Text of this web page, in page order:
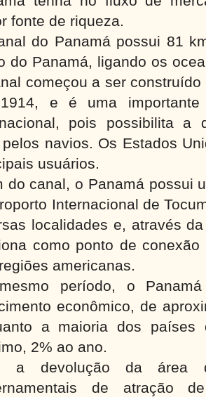
fonte de riqueza.
do Panamá possui 81
do Panamá, ligando os
começou a ser
e é uma
pois possibilita a
navios. Os Estados
usuários.
do canal, o Panamá possui
Internacional de
localidades e, através
como ponto de
americanas.
período, o
econômico, de
a maioria dos países
2% ao ano.
a devolução da área
de atração